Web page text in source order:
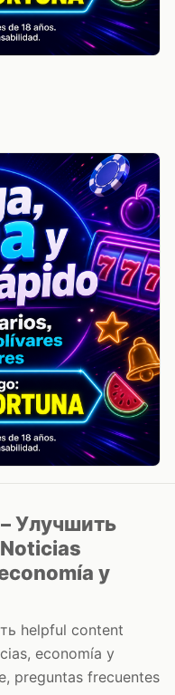
Улучшить
y
helpful content
economía y
preguntas frecuentes